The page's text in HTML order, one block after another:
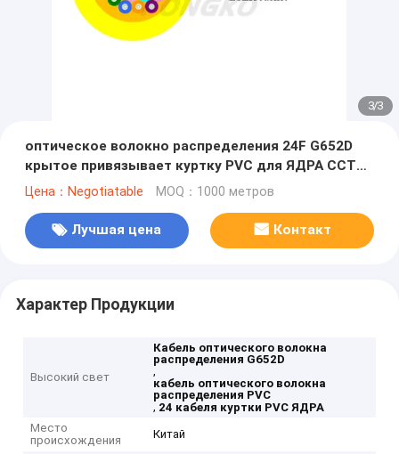
3/3
оптическое волокно распределения 24F G652D
крытое привязывает куртку PVC для ЯДРА CCTV
24
Цена：Negotiatable MOQ：1000 метров
Лучшая цена Контакт
Характер Продукции
Высокий свет
Кабель оптического волокна
распределения G652D
,
кабель оптического волокна
распределения PVC
, 24 кабеля куртки PVC ЯДРА
Место
происхождения
Китай